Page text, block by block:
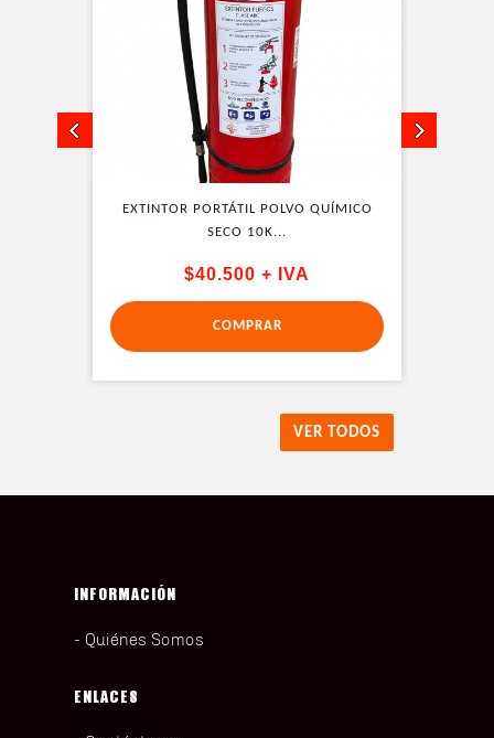
EXTINTOR PORTÁTIL POLVO QUÍMICO
SECO 10K...
$40.500 + IVA
COMPRAR
VER TODOS
INFORMACIÓN
Quiénes Somos
ENLACES